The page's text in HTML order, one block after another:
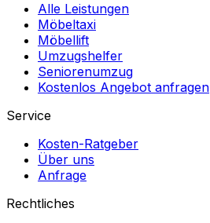
Alle Leistungen
Möbeltaxi
Möbellift
Umzugshelfer
Seniorenumzug
Kostenlos Angebot anfragen
Service
Kosten-Ratgeber
Über uns
Anfrage
Rechtliches